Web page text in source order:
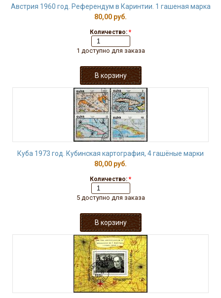
Австрия 1960 год. Референдум в Каринтии. 1 гашеная марка
80,00 руб.
Количество: *
1 доступно для заказа
Куба 1973 год. Кубинская картография, 4 гашёные марки
80,00 руб.
Количество: *
5 доступно для заказа